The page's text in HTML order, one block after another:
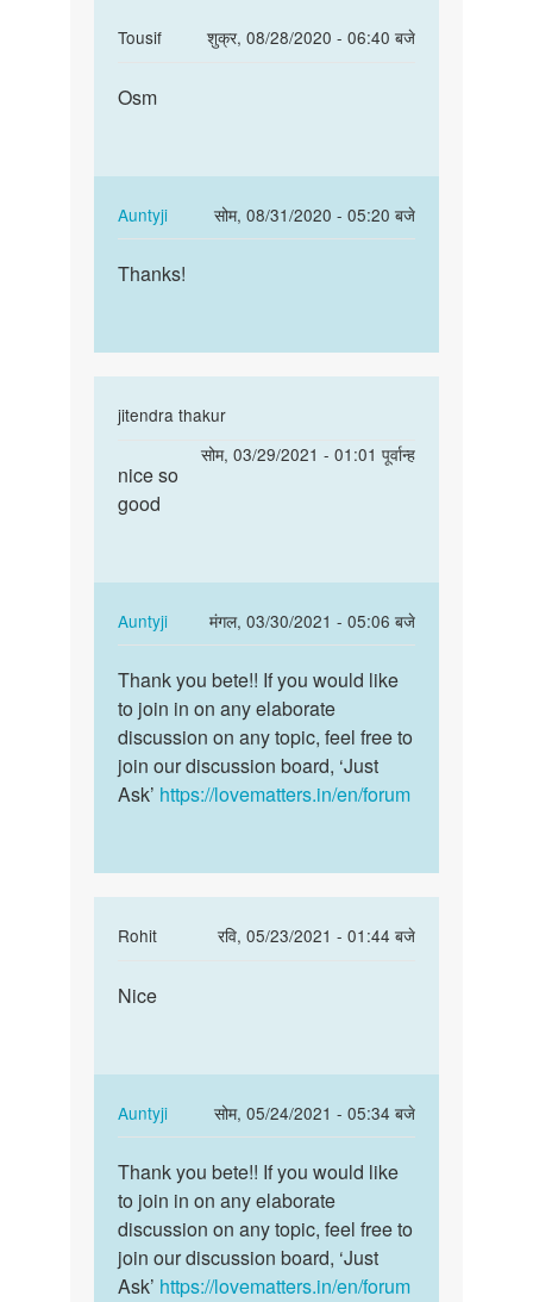
Tousif
शुक्र, 08/28/2020 - 06:40 बजे
In
by
janvi
chodry
Osm
Osm
Auntyji
सोम, 08/31/2020 - 05:20 बजे
In
reply
to
Tousif
Thanks!
Thanks!
jitendra thakur
सोम, 03/29/2021 - 01:01 पूर्वान्ह
In
to
janvi
chodry
nice
so
nice so
good
Auntyji
मंगल, 03/30/2021 - 05:06 बजे
In
reply
to
nice
so
good
by
Thank
you
bete!!
If
you…
Thank you bete!! If you would like
to join in on any elaborate
discussion on any topic, feel free to
join our discussion board, ‘Just
Ask’ https://lovematters.in/en/forum
Rohit
रवि, 05/23/2021 - 01:44 बजे
In
to
by
janvi
chodry
Nice
Nice
Auntyji
सोम, 05/24/2021 - 05:34 बजे
In
reply
to
Nice
by
Rohit
Thank
you
bete!!
If
you…
Thank you bete!! If you would like
to join in on any elaborate
discussion on any topic, feel free to
join our discussion board, ‘Just
Ask’ https://lovematters.in/en/forum